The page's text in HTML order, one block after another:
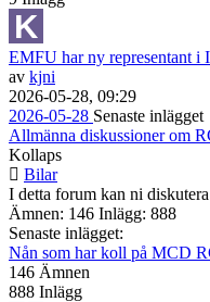
EMFU har ny representant i
av kjni
2026-05-28, 09:29
2026-05-28 Senaste inlägget
Allmänna diskussioner om
Kollaps
Bilar
I detta forum kan ni
Ämnen: 146 Inlägg: 888
Senaste inlägget:
Nån som har koll på MCD
146 Ämnen
888 Inlägg